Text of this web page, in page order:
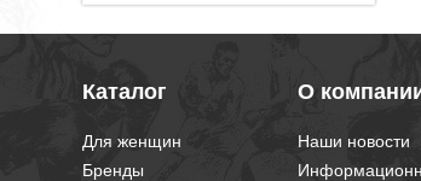
Каталог
Для женщин
Бренды
О
Наши новости